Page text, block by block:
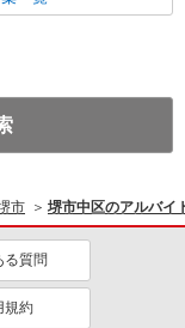
市 堺市中区のアルバイ
る質問
規約